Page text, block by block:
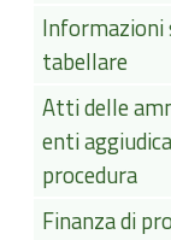
Informazioni
tabellare
Atti delle
enti
procedura
Finanza di